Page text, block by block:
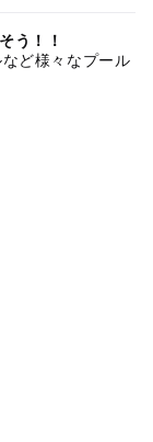
う！！
ど様々なプール